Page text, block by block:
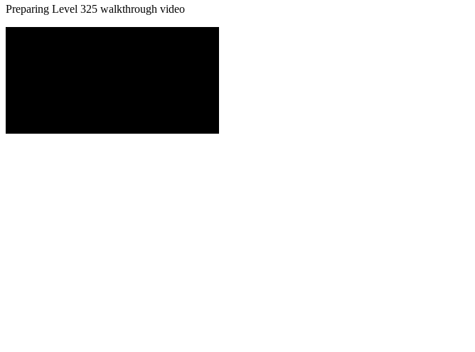
Preparing Level 325 walkthrough video